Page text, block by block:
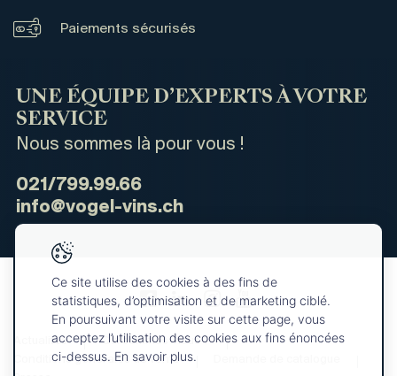
Paiements sécurisés
UNE ÉQUIPE D’EXPERTS À VOTRE
SERVICE
Nous sommes là pour vous !
021/799.99.66
info@vogel-vins.ch
Actualités
Qui sommes-nous ?
Conditions générales de vente
Ce site utilise des cookies à des fins de
statistiques, d’optimisation et de marketing ciblé.
En poursuivant votre visite sur cette page, vous
acceptez l’utilisation des cookies aux fins énoncées
ci-dessus. En savoir plus.